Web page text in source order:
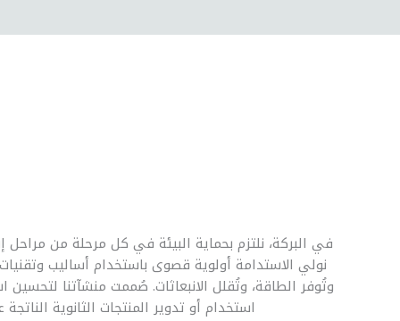
في البركة، نلتزم بحماية البيئة في كل مرحلة من مراحل
نولي الاستدامة أولوية قصوى باستخدام أساليب
وتُوفر الطاقة، وتُقلل الانبعاثات. صُممت منشآتنا لتحسين
استخدام أو تدوير المنتجات الثانوية